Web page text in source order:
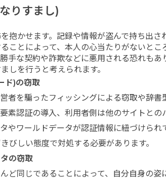
すまし)
抱かせます。記録や情報が盗んで持ち出さ
ことによって、本人の心当たりがないとこ
手な契約や詐欺などに悪用される恐れもあ
しを行うと考えられます。
ド)の窃取
者を騙ったフィッシングによる窃取や辞書
素認証の導入、利用者側は他のサイトとの
やワールドデータが認証情報に紐づけられ
びしい態度で対処する必要があります。
の窃取
ど同じであることによって、自分自身の姿